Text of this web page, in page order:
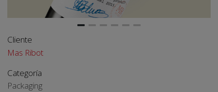
Cliente
Mas Ribot
Categoría
Packaging